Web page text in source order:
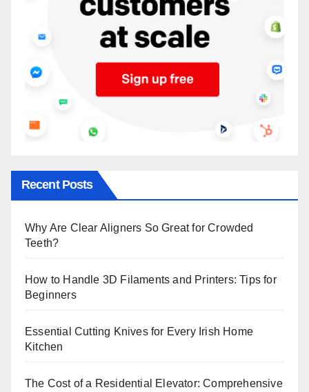
Recent Posts
Why Are Clear Aligners So Great for Crowded
Teeth?
How to Handle 3D Filaments and Printers: Tips for
Beginners
Essential Cutting Knives for Every Irish Home
Kitchen
The Cost of a Residential Elevator: Comprehensive